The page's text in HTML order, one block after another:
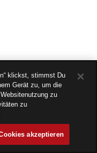
klickst, stimmst Du
Gerät zu, um die
zu
zu
akzeptieren